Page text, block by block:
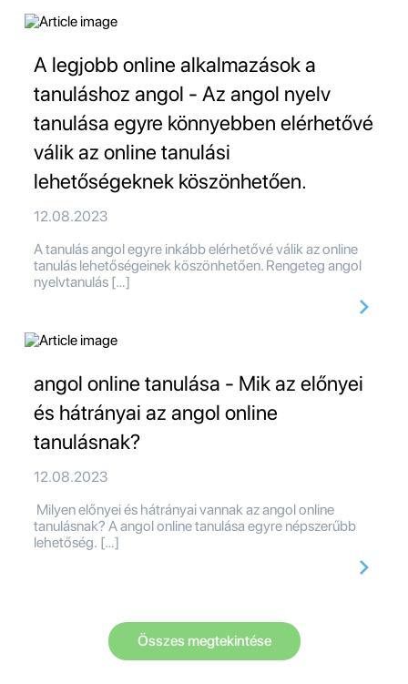
A legjobb online alkalmazások a
tanuláshoz angol - Az angol nyelv
tanulása egyre könnyebben elérhetővé
válik az online tanulási
lehetőségeknek köszönhetően.
12.08.2023
A tanulás angol egyre inkább elérhetővé válik az online
tanulás lehetőségeinek köszönhetően. Rengeteg angol
nyelvtanulás […]
angol online tanulása - Mik az előnyei
és hátrányai az angol online
tanulásnak?
12.08.2023
Milyen előnyei és hátrányai vannak az angol online
tanulásnak? A angol online tanulása egyre népszerűbb
lehetőség. […]
Összes megtekintése